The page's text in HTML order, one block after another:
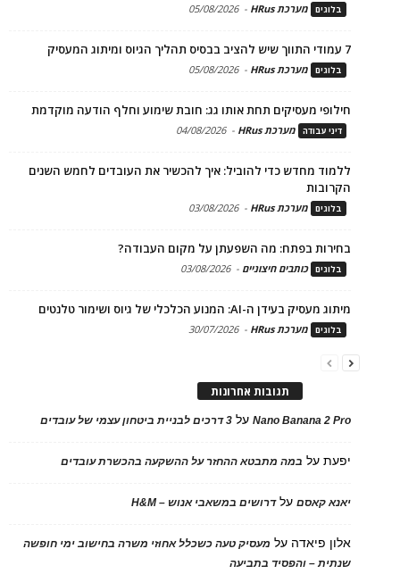
בלוגים מערכת HRus -
05/08/2026
7 עמודי התווך שיש להציב בבסיס תהליך הגיוס ומיתוג המעסיק
בלוגים מערכת HRus -
05/08/2026
חילופי מעסיקים תחת אותו גג: חובת שימוע וחלף הודעה מוקדמת
דיני עבודה מערכת HRus -
04/08/2026
ללמוד מחדש כדי להוביל: איך להכשיר את העובדים לחמש השנים
הקרובות
בלוגים מערכת HRus -
03/08/2026
בחירות בפתח: מה השפעתן על מקום העבודה?
בלוגים כותבים חיצוניים -
03/08/2026
מיתוג מעסיק בעידן ה-AI: המנוע הכלכלי של גיוס ושימור טלנטים
בלוגים מערכת HRus -
30/07/2026
תגובות אחרונות
Nano Banana 2 Proעל 3 דרכים לבניית ביטחון עצמי של עובדים
יפעתעל במה מתבטא ההחזר על ההשקעה בהכשרת עובדים
יאנא קאסםעלדרושים במשאבי אנוש – H&M
אלון פיאדה על מעסיק טעה כשכלל אחוזי משרה בחישוב ימי חופשה
שנתית – והפסיד בתביעה